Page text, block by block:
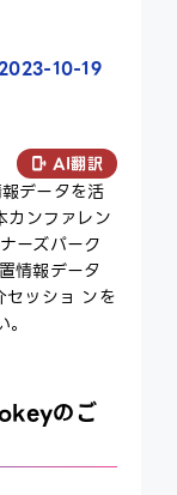
10-19
AI翻訳
データを活
カンファレン
ーズパーク
情報データ
セッショ ンを
のご